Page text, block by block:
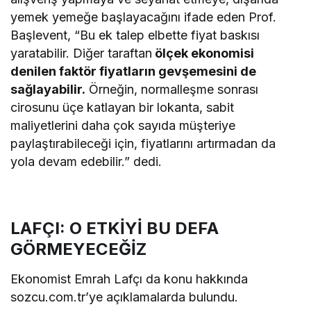
yemek yemeğe başlayacağını ifade eden Prof.
Başlevent, “Bu ek talep elbette fiyat baskısı
yaratabilir. Diğer taraftan ölçek ekonomisi
denilen faktör fiyatların gevşemesini de
sağlayabilir. Örneğin, normalleşme sonrası
cirosunu üçe katlayan bir lokanta, sabit
maliyetlerini daha çok sayıda müşteriye
paylaştırabileceği için, fiyatlarını artırmadan da
yola devam edebilir.” dedi.
LAFÇI: O ETKİYİ BU DEFA
GÖRMEYECEĞİZ
Ekonomist Emrah Lafçı da konu hakkında
sozcu.com.tr’ye açıklamalarda bulundu.